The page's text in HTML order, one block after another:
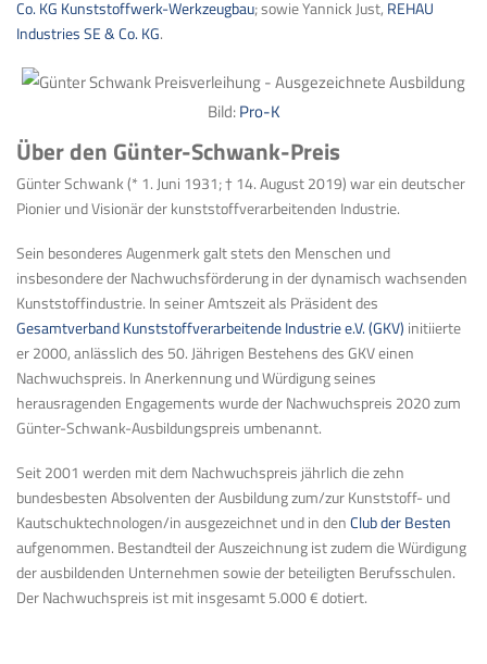
Co. KG Kunststoffwerk-Werkzeugbau; sowie Yannick Just, REHAU
Industries SE & Co. KG.
Bild:Pro-K
Über den Günter-Schwank-Preis
Günter Schwank (* 1. Juni 1931; † 14. August 2019) war ein deutscher
Pionier und Visionär der kunststoffverarbeitenden Industrie.
Sein besonderes Augenmerk galt stets den Menschen und
insbesondere der Nachwuchsförderung in der dynamisch wachsenden
Kunststoffindustrie. In seiner Amtszeit als Präsident des
Gesamtverband Kunststoffverarbeitende Industrie e.V. (GKV) initiierte
er 2000, anlässlich des 50. Jährigen Bestehens des GKV einen
Nachwuchspreis. In Anerkennung und Würdigung seines
herausragenden Engagements wurde der Nachwuchspreis 2020 zum
Günter-Schwank-Ausbildungspreis umbenannt.
Seit 2001 werden mit dem Nachwuchspreis jährlich die zehn
bundesbesten Absolventen der Ausbildung zum/zur Kunststoff- und
Kautschuktechnologen/in ausgezeichnet und in denClub der Besten
aufgenommen. Bestandteil der Auszeichnung ist zudem die Würdigung
der ausbildenden Unternehmen sowie der beteiligten Berufsschulen.
Der Nachwuchspreis ist mit insgesamt 5.000 € dotiert.